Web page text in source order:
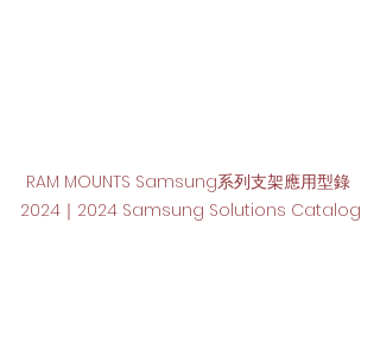
RAM MOUNTS Samsung系列支架應用型錄
2024｜2024 Samsung Solutions Catalog